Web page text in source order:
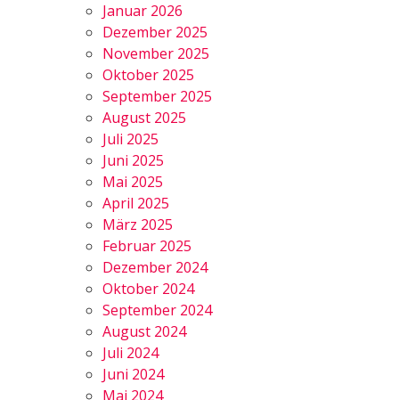
Januar 2026
Dezember 2025
November 2025
Oktober 2025
September 2025
August 2025
Juli 2025
Juni 2025
Mai 2025
April 2025
März 2025
Februar 2025
Dezember 2024
Oktober 2024
September 2024
August 2024
Juli 2024
Juni 2024
Mai 2024